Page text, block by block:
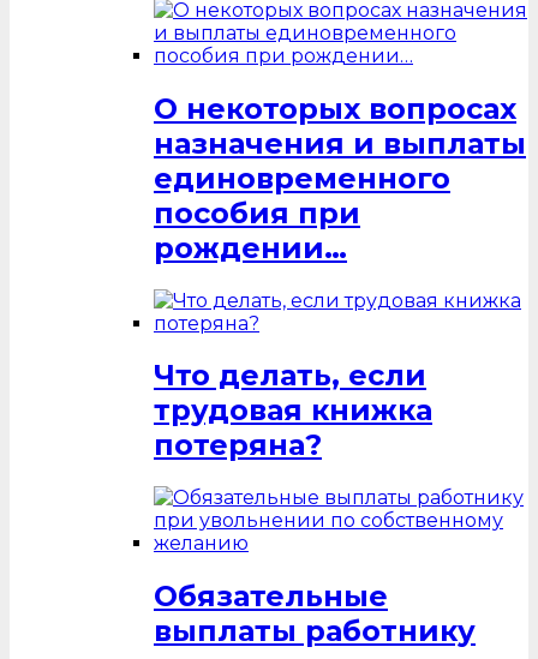
О некоторых вопросах
назначения и выплаты
единовременного
пособия при
рождении…
Что делать, если
трудовая книжка
потеряна?
Обязательные
выплаты работнику